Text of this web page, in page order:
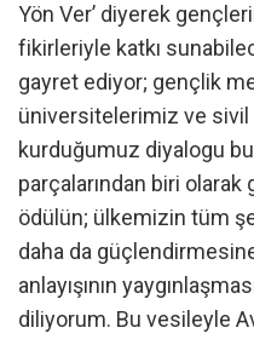
Yön Ver’ diyerek
fikirleriyle katkı
gayret ediyor; gençlik
üniversitelerimiz ve sivil
kurduğumuz diyalogu bu
parçalarından biri olarak
ödülün; ülkemizin tüm
daha da
anlayışının
diliyorum. Bu vesileyle